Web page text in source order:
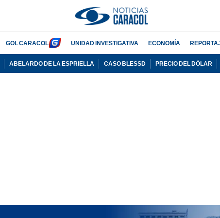
GOL CARACOL UNIDAD INVESTIGATIVA ECONOMÍA
ABELARDO DE LA ESPRIELLA CASO BLESSD PRECIO DEL DÓLAR